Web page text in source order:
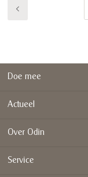
Doe mee
Actueel
Over Odin
Service